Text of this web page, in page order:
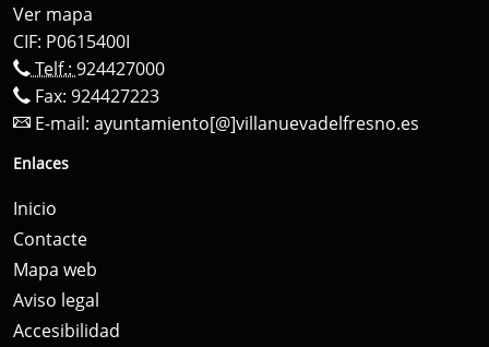
Ver mapa
CIF: P0615400I
Telf.: 924427000
Fax: 924427223
E-mail: ayuntamiento[@]villanuevadelfresno.es
Enlaces
Inicio
Contacte
Mapa web
Aviso legal
Accesibilidad